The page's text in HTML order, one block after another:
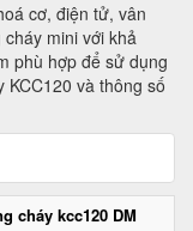
cơ, điện tử, vân
mini với khả
phù hợp để sử dụng
và thông số
cháy kcc120 DM